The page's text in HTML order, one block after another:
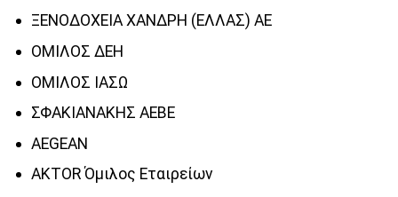
ΞΕΝΟΔΟΧΕΙΑ ΧΑΝΔΡΗ (ΕΛΛΑΣ) ΑΕ
ΟΜΙΛΟΣ ΔΕΗ
ΟΜΙΛΟΣ ΙΑΣΩ
ΣΦΑΚΙΑΝΑΚΗΣ ΑΕΒΕ
AEGEAN
AKTOR Όμιλος Εταιρείων